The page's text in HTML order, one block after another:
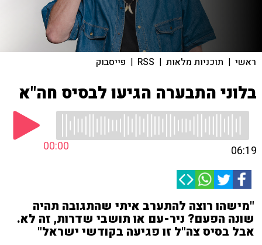
ראשי | תוכניות מלאות |
RSS
| פייסבוק
בלוני התבערה הגיעו לבסיס חה"א
00:00 06:19
"מישהו רוצה להתערב איתי שהתגובה תהיה
שונה הפעם? ניר-עם או תושבי שדרות, זה לא.
אבל בסיס צה"ל זו פגיעה בקודשי ישראל"